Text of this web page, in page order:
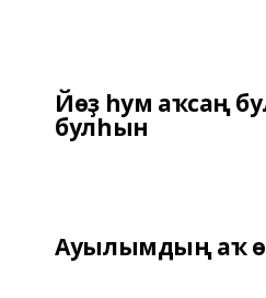
Йөҙ һум аҡсаң
булһын
Ауылымдың аҡ